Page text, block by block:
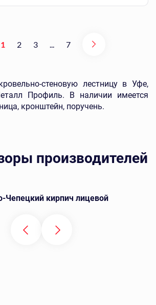
1 2 3 7
стеновую лестницу в Уфе,
Профиль. В наличии имеется
кронштейн, поручень.
производителей
Чепецкий кирпич лицевой